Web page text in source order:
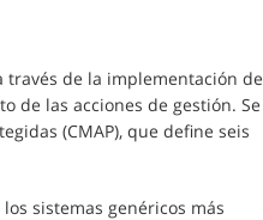
través de la implementación de
de las acciones de gestión. Se
(CMAP), que define seis
sistemas genéricos más